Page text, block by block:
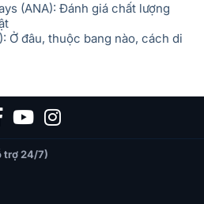
(ANA): Đánh giá chất lượng
Ở đâu, thuộc bang nào, cách di
trợ 24/7)